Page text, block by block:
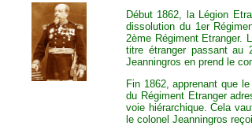
Début 1862, la Légion
dissolution du 1er
2ème Régiment Etranger.
titre étranger passant au
Jeanningros en prend le
Fin 1862, apprenant que
du Régiment Etranger
voie hiérarchique. Cela
le colonel Jeanningros